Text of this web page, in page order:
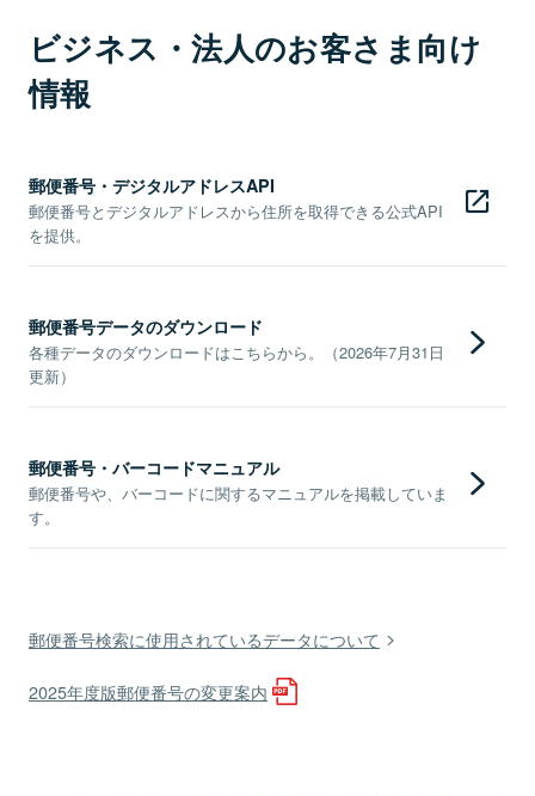
ビジネス・法人のお客さま向け
情報
郵便番号・デジタルアドレスAPI
郵便番号とデジタルアドレスから住所を取得できる公式API
を提供。
郵便番号データのダウンロード
各種データのダウンロードはこちらから。（2026年7月31日
更新）
郵便番号・バーコードマニュアル
郵便番号や、バーコードに関するマニュアルを掲載していま
す。
郵便番号検索に使用されているデータについて
2025年度版郵便番号の変更案内